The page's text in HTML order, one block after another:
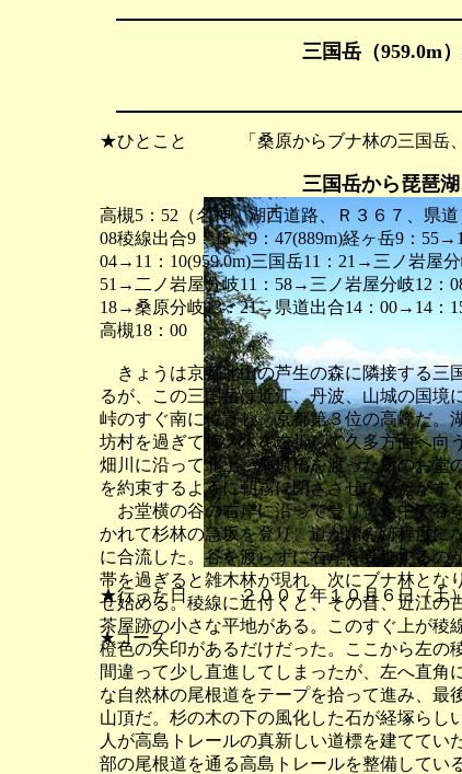
三国岳（959.0m
★ひとこと 「桑原からブナ林の三国岳、
三国岳から琵琶
★行った日 ２００７年１０月６日（
★コース
高槻5：52（名神、湖西道路、Ｒ３６７、県
08稜線出合9：15→9：47(889m)経ヶ岳9：
04→11：10(959.0m)三国岳11：21→三ノ岩屋
51→二ノ岩屋分岐11：58→三ノ岩屋分岐12：
18→桑原分岐13：21→県道出合14：00→14：
高槻18：00
きょうは京都北山の芦生の森に隣接する三
るが、この三国岳は近江、丹波、山城の国境
峠のすぐ南に位置し、京都第３位の高峰だ。
坊村を過ぎて梅ノ木を左折して久多方面へ向
畑川に沿って北上、桑原橋を渡った所のお堂
を約束するように朝霧に閉ざさせていたがす
お堂横の谷の右岸に沿って登り、途中で谷
かれて杉林の急坂を登り、道が踏み跡程度に
に合流した。谷を渡らずに右岸を直進するの
帯を過ぎると雑木林が現れ、次にブナ林とな
せ始める。稜線に近付くと、その昔、近江の
茶屋跡の小さな平地がある。このすぐ上が稜
橙色の矢印があるだけだった。ここから左の
間違って少し直進してしまったが、左へ直
な自然林の尾根道をテープを拾って進み、最
山頂だ。杉の木の下の風化した石が経塚らし
人が高島トレールの真新しい道標を建てて
部の尾根道を通る高島トレールを整備してい